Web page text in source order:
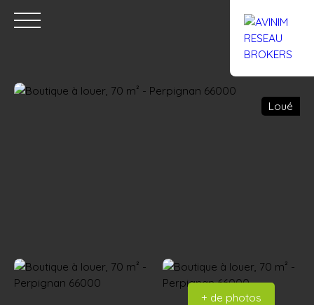
Loué
+ de photos